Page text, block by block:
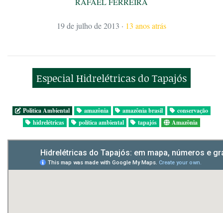
19 de julho de 2013 · 13 anos atrás
Especial Hidrelétricas do Tapajós
Politica Ambiental amazônia amazônia brasil
conservação
hidrelétricas
política ambiental tapajós Amazônia